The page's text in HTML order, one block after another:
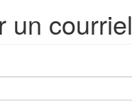
un courriel